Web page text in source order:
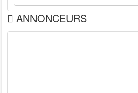
ANNONCEURS